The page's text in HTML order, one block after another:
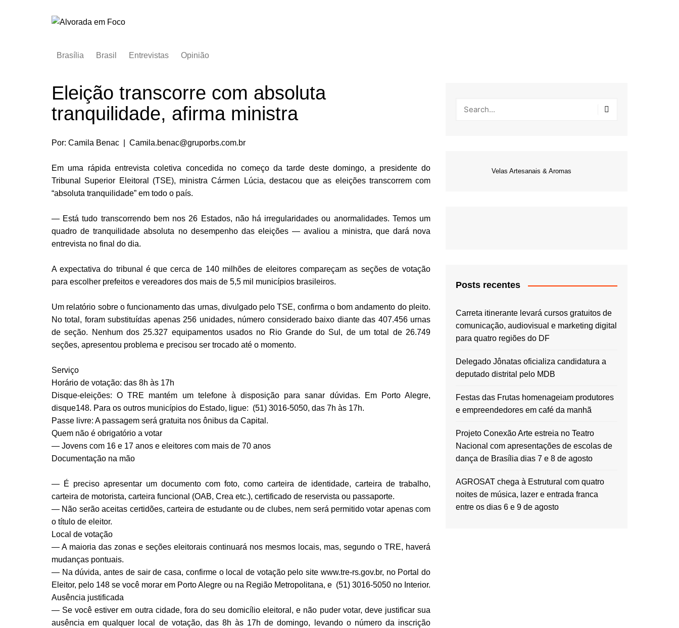
Brasília
Brasil Entrevistas Opinião
Eleição transcorre com absoluta
tranquilidade, afirma ministra
Por: Camila Benac | Camila.benac@gruporbs.com.br
Em uma rápida entrevista coletiva concedida no começo da tarde deste domingo, a presidente do
Tribunal Superior Eleitoral (TSE), ministra Cármen Lúcia, destacou que as eleições transcorrem com
“absoluta tranquilidade” em todo o país.
— Está tudo transcorrendo bem nos 26 Estados, não há irregularidades ou anormalidades. Temos um
quadro de tranquilidade absoluta no desempenho das eleições — avaliou a ministra, que dará nova
entrevista no final do dia.
A expectativa do tribunal é que cerca de 140 milhões de eleitores compareçam as seções de votação
para escolher prefeitos e vereadores dos mais de 5,5 mil municípios brasileiros.
Um relatório sobre o funcionamento das urnas, divulgado pelo TSE, confirma o bom andamento do pleito.
No total, foram substituídas apenas 256 unidades, número considerado baixo diante das 407.456 urnas
de seção. Nenhum dos 25.327 equipamentos usados no Rio Grande do Sul, de um total de 26.749
seções, apresentou problema e precisou ser trocado até o momento.
Serviço
Horário de votação: das 8h às 17h
Disque-eleições: O TRE mantém um telefone à disposição para sanar dúvidas. Em Porto Alegre,
disque148. Para os outros municípios do Estado, ligue: (51) 3016-5050, das 7h às 17h.
Passe livre: A passagem será gratuita nos ônibus da Capital.
Quem não é obrigatório a votar
— Jovens com 16 e 17 anos e eleitores com mais de 70 anos
Documentação na mão
— É preciso apresentar um documento com foto, como carteira de identidade, carteira de trabalho,
carteira de motorista, carteira funcional (OAB, Crea etc.), certificado de reservista ou passaporte.
— Não serão aceitas certidões, carteira de estudante ou de clubes, nem será permitido votar apenas com
o título de eleitor.
Local de votação
— A maioria das zonas e seções eleitorais continuará nos mesmos locais, mas, segundo o TRE, haverá
mudanças pontuais.
— Na dúvida, antes de sair de casa, confirme o local de votação pelo site www.tre-rs.gov.br, no Portal do
Eleitor, pelo 148 se você morar em Porto Alegre ou na Região Metropolitana, e (51) 3016-5050 no Interior.
Ausência justificada
— Se você estiver em outra cidade, fora do seu domicílio eleitoral, e não puder votar, deve justificar sua
ausência em qualquer local de votação, das 8h às 17h de domingo, levando o número da inscrição
Velas Artesanais & Aromas
Posts recentes
Carreta itinerante levará cursos gratuitos de
comunicação, audiovisual e marketing digital
para quatro regiões do DF
Delegado Jônatas oficializa candidatura a
deputado distrital pelo MDB
Festas das Frutas homenageiam produtores
e empreendedores em café da manhã
Projeto Conexão Arte estreia no Teatro
Nacional com apresentações de escolas de
dança de Brasília dias 7 e 8 de agosto
AGROSAT chega à Estrutural com quatro
noites de música, lazer e entrada franca
entre os dias 6 e 9 de agosto